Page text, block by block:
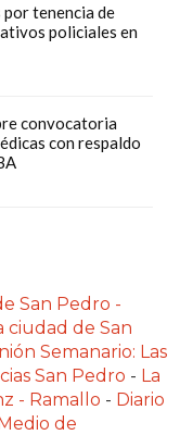
tenencia de
policiales en
convocatoria
con respaldo
San Pedro -
ciudad de San
Semanario: Las
San Pedro - La
- Ramallo - Diario
de